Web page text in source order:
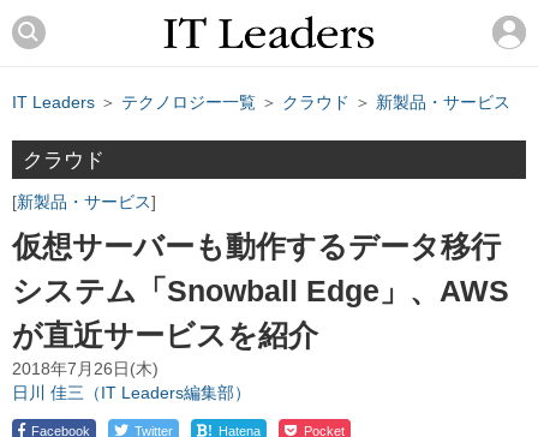
IT Leaders ＞ テクノロジー一覧 ＞ クラウド ＞ 新製品・サービス
クラウド
新製品・サービス
仮想サーバーも動作するデータ移行
システム「Snowball Edge」、AWS
が直近サービスを紹介
2018年7月26日(木)
日川 佳三（IT Leaders編集部）
Facebook Twitter ! Hatena Pocket